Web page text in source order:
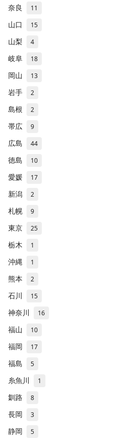
奈良 11
山口 15
山梨 4
岐阜 18
岡山 13
岩手 2
島根 2
帯広 9
広島 44
徳島 10
愛媛 17
新潟 2
札幌 9
東京 25
栃木 1
沖縄 1
熊本 2
石川 15
神奈川 16
福山 10
福岡 17
福島 5
糸魚川 1
釧路 8
長岡 3
静岡 5